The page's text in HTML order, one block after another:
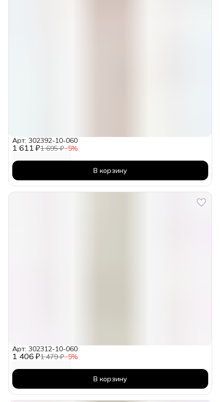
1 611 ₽1 695 ₽−5%
Арт: 302392-10-060
В корзину
1 406 ₽1 479 ₽−5%
Арт: 302312-10-060
В корзину